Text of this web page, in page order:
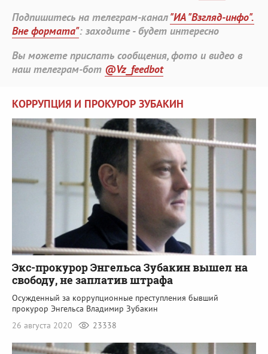
Подпишитесь на телеграм-канал"ИА "Взгляд-инфо".
Вне формата": заходите - будет интересно
Вы можете прислать сообщения, фото и видео в
наш телеграм-бот @Vz_feedbot
КОРРУПЦИЯ И ПРОКУРОР ЗУБАКИН
Экс-прокурор Энгельса Зубакин вышел на
свободу, не заплатив штрафа
Осужденный за коррупционные преступления бывший
прокурор Энгельса Владимир Зубакин
26 августа 2020
23338